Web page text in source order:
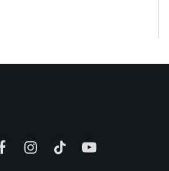
FacebookInstagramTikTok YouTube